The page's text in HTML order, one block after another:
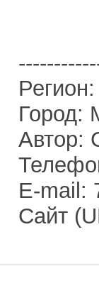
Город:
Автор:
E-mail:
Сайт